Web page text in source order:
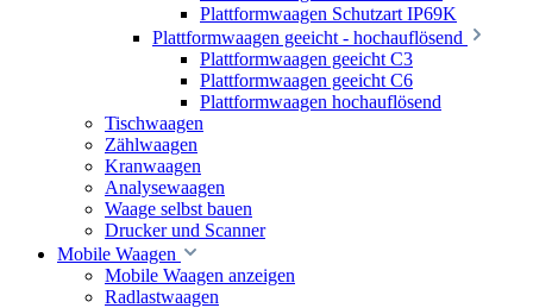
Plattformwaagen Schutzart IP69K
Plattformwaagen geeicht - hochauflösend
Plattformwaagen geeicht C3
Plattformwaagen geeicht C6
Plattformwaagen hochauflösend
Tischwaagen
Zählwaagen
Kranwaagen
Analysewaagen
Waage selbst bauen
Drucker und Scanner
Mobile Waagen
Mobile Waagen anzeigen
Radlastwaagen